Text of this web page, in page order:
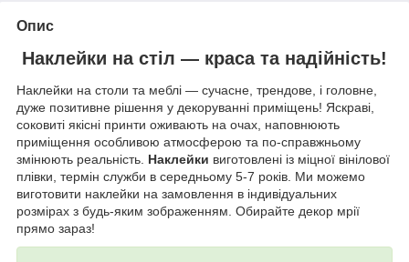
Опис
Наклейки на стіл — краса та надійність!
Наклейки на столи та меблі — сучасне, трендове, і головне,
дуже позитивне рішення у декоруванні приміщень! Яскраві,
соковиті якісні принти оживають на очах, наповнюють
приміщення особливою атмосферою та по-справжньому
змінюють реальність. Наклейки виготовлені із міцної вінілової
плівки, термін служби в середньому 5-7 років. Ми можемо
виготовити наклейки на замовлення в індивідуальних
розмірах з будь-яким зображенням. Обирайте декор мрії
прямо зараз!